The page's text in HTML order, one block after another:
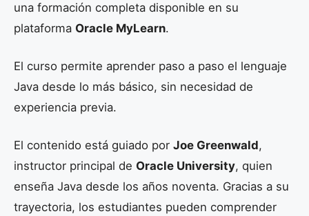
una formación completa disponible en su
plataforma Oracle MyLearn.
El curso permite aprender paso a paso el lenguaje
Java desde lo más básico, sin necesidad de
experiencia previa.
El contenido está guiado por Joe Greenwald,
instructor principal de Oracle University, quien
enseña Java desde los años noventa. Gracias a su
trayectoria, los estudiantes pueden comprender